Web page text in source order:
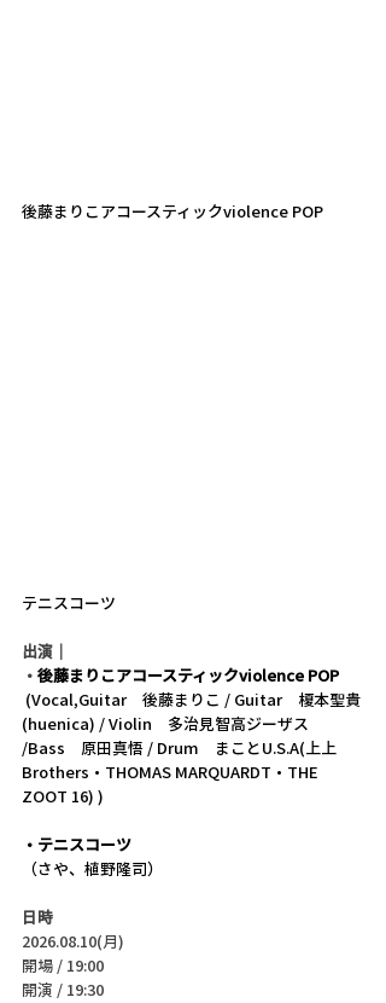
後藤まりこアコースティックviolence POP
テニスコーツ
出演｜
・ 後藤まりこアコースティックviolence POP
(Vocal,Guitar　後藤まりこ / Guitar　榎本聖貴
(huenica) / Violin　多治見智高ジーザス
/Bass　原田真悟 / Drum　まことU.S.A(上上
Brothers・THOMAS MARQUARDT・THE
ZOOT 16) )
・テニスコーツ
（さや、植野隆司）
日時
2026.08.10(月)
開場 / 19:00
開演 / 19:30